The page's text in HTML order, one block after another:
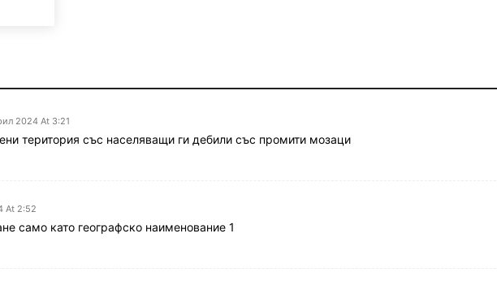
2024 At 3:21
територия със населяващи ги дебили със промити мозаци
At 2:52
само като географско наименование 1